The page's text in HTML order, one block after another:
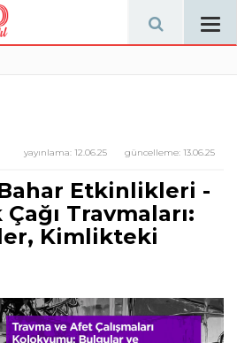
güncelleme: 13.06.25
yayınlama: 12.06.25
Bahar Etkinlikleri -
Travmaları:
Kimlikteki